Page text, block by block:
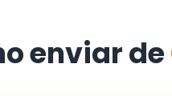
enviar de